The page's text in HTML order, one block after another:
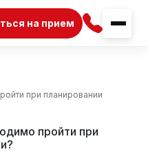
на прием
при планировании
пройти при